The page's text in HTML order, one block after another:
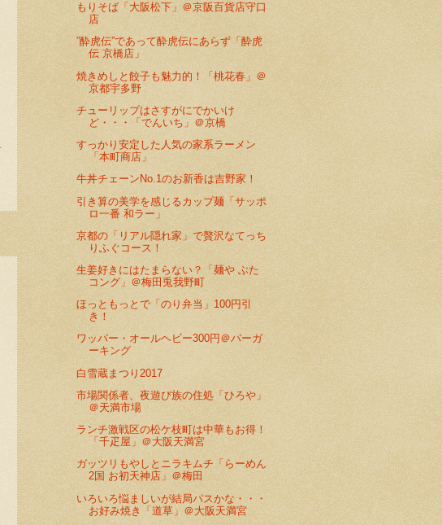
もりそば「大阪松下」＠京阪百貨店守口
店
”酔虎伝”であって酔虎伝にあらず「酔虎
伝 京橋店」
焼きめしと餃子も魅力的！「桃花春」＠
京都宇多野
チューリップはさすがにでかいけ
ど・・・「でんいち」＠京橋
すっかり安定した人気の家系ラーメン
「本町商店」
牛丼チェーンNo.1のお新香は吉野家！
引き算の美学を感じるカップ麺「サッポ
ロ一番 和ラー」
京都の「リアル隠れ家」で贅沢なてっち
りふぐコース！
生姜好きにはたまらない？「麺や ぶた
コング」＠梅田兎我野町
ほっともっとで「のり弁当」100円引
き！
ワッパー・オールヘビー300円＠バーガ
ーキング
白雪蔵まつり2017
市場関係者、夜遊び族の住処「ひろや」
＠天満市場
ランチ激戦区の松ケ枝町は中華もお得！
「千疋屋」＠大阪天満宮
ガッツリもやしとニラキムチ「らーめん
2国 お初天神店」＠梅田
いろいろ悩ましいが結局パスかな・・・
お好み焼き「道草」＠大阪天満宮